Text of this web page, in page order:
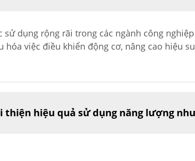
sử dụng rộng rãi trong các ngành công
việc điều khiển động cơ, nâng cao hiệu
thiện hiệu quả sử dụng năng lượng